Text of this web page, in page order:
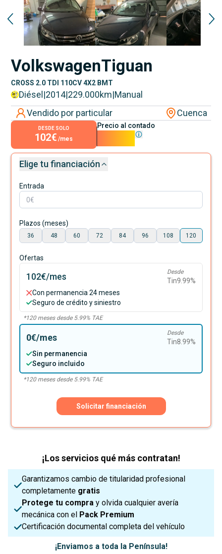
VolkswagenTiguan
CROSS 2.0 TDI 110CV 4X2 BMT
Diésel |2014|229.000km|Manual
Vendido por particular
Cuenca
DESDE SOLO
102€ /mes
Precio al contado
Elige tu financiación
Entrada
Plazos (meses)
36 48 60 72 84 96 108 120
Ofertas
102€/mes Desde
Tin9.99%
Con permanencia 24 meses
Seguro de crédito y siniestro
*120meses desde 5.99% TAE
0€/mes Desde
Tin8.99%
Sin permanencia
Seguro incluido
*120meses desde 5.99% TAE
Solicitar financiación
¡Los servicios qué más contratan!
Garantizamos cambio de titularidad profesional
completamente gratis
Protege tu compra y olvida cualquier avería
mecánica con el Pack Premium
Certificación documental completa del vehículo
¡Enviamos a toda la Península!